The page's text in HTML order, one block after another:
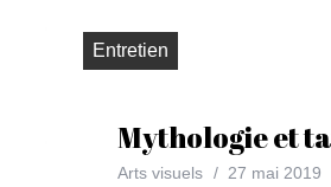
Entretien
Mythologie et
Arts visuels
27 mai 2019